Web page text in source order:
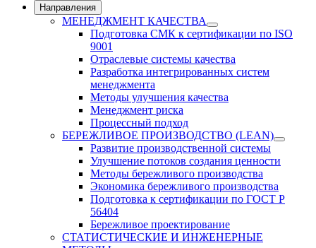
Направления
МЕНЕДЖМЕНТ КАЧЕСТВА
Подготовка СМК к сертификации по ISO
9001
Отраслевые системы качества
Разработка интегрированных систем
менеджмента
Методы улучшения качества
Менеджмент риска
Процессный подход
БЕРЕЖЛИВОЕ ПРОИЗВОДСТВО (LEAN)
Развитие производственной системы
Улучшение потоков создания ценности
Методы бережливого производства
Экономика бережливого производства
Подготовка к сертификации по ГОСТ Р
56404
Бережливое проектирование
СТАТИСТИЧЕСКИЕ И ИНЖЕНЕРНЫЕ